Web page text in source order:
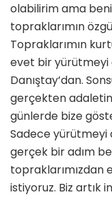
olabilirim ama
topraklarımın
Topraklarımın
evet bir yürütmeyi
Danıştay’dan.
gerçekten
günlerde bize
Sadece yürütmeyi
gerçek bir adım
topraklarımızdan
istiyoruz. Biz artık